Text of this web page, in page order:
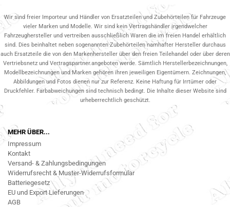
Wir sind freier Importeur und Händler von Ersatzteilen und Zubehörteilen für Fahrzeuge
vieler Marken und Modelle. Wir sind kein Vertragshändler irgendwelcher
Fahrzeughersteller und vertreiben ausschließlich Waren die im freien Handel erhältlich
sind. Dies beinhaltet neben sogenannten Zubehörteilen namhafter Hersteller durchaus
auch Ersatzteile die von den Markenhersteller über den freien Teilehandel oder über deren
Vertriebsnetz und Vertragspartner.angeboten werde. Sämtlich Herstellerbezeichnungen,
Modellbezeichnungen und Marken gehören ihren jeweiligen Eigentümern. Zeichnungen,
Abbildungen und Fotos dienen nur zur Referenz. Keine Haftung für Irrtümer oder
Druckfehler. Farbabweichungen sind technisch bedingt. Die Inhalte dieser Website sind
urheberrechtlich geschützt.
MEHR ÜBER...
Impressum
Kontakt
Versand- & Zahlungsbedingungen
Widerrufsrecht & Muster-Widerrufsformular
Batteriegesetz
EU und Export Lieferungen
AGB